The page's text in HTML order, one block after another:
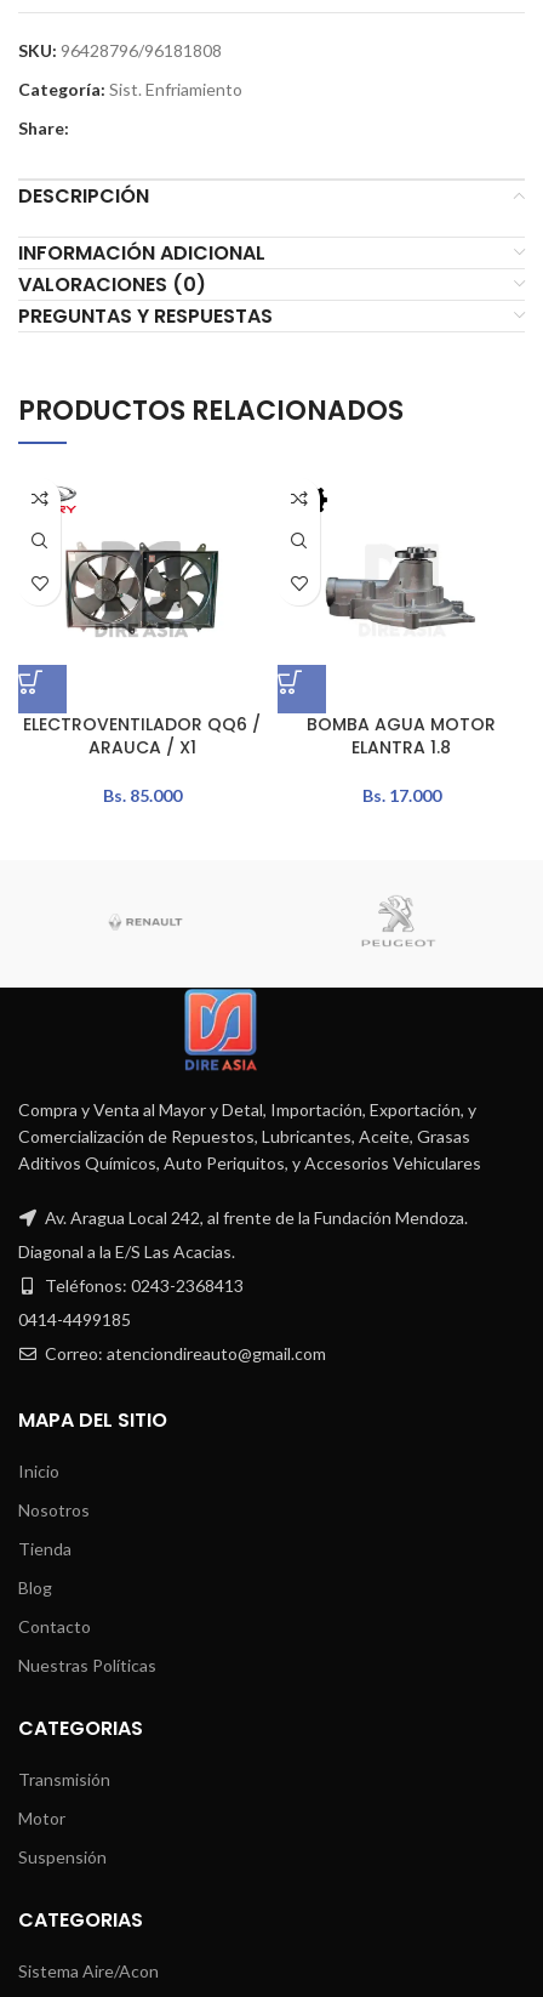
SKU: 96428796/96181808
Categoría: Sist. Enfriamiento
Share:
DESCRIPCIÓN
INFORMACIÓN ADICIONAL
VALORACIONES (0)
PREGUNTAS Y RESPUESTAS
PRODUCTOS RELACIONADOS
ELECTROVENTILADOR QQ6 /
ARAUCA / X1
Bs.85.000
BOMBA AGUA MOTOR
ELANTRA 1.8
Bs.17.000
Compra y Venta al Mayor y Detal, Importación, Exportación, y
Comercialización de Repuestos, Lubricantes, Aceite, Grasas
Aditivos Químicos, Auto Periquitos, y Accesorios Vehiculares
Av. Aragua Local 242, al frente de la Fundación Mendoza.
Diagonal a la E/S Las Acacias.
Teléfonos: 0243-2368413
0414-4499185
Correo: atenciondireauto@gmail.com
MAPA DEL SITIO
Inicio
Nosotros
Tienda
Blog
Contacto
Nuestras Políticas
CATEGORIAS
Transmisión
Motor
Suspensión
CATEGORIAS
Sistema Aire/Acon